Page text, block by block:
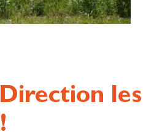
les